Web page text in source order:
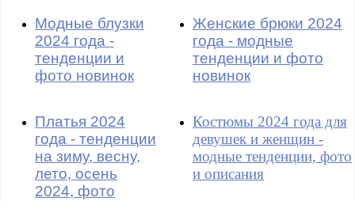
Модные блузки
2024 года -
тенденции и
фото новинок
Женские брюки 2024
года - модные
тенденции и фото
новинок
Платья 2024
года - тенденции
на зиму, весну,
лето, осень
2024, фото
Костюмы 2024 года для
девушек и женщин -
модные тенденции, фото
и описания